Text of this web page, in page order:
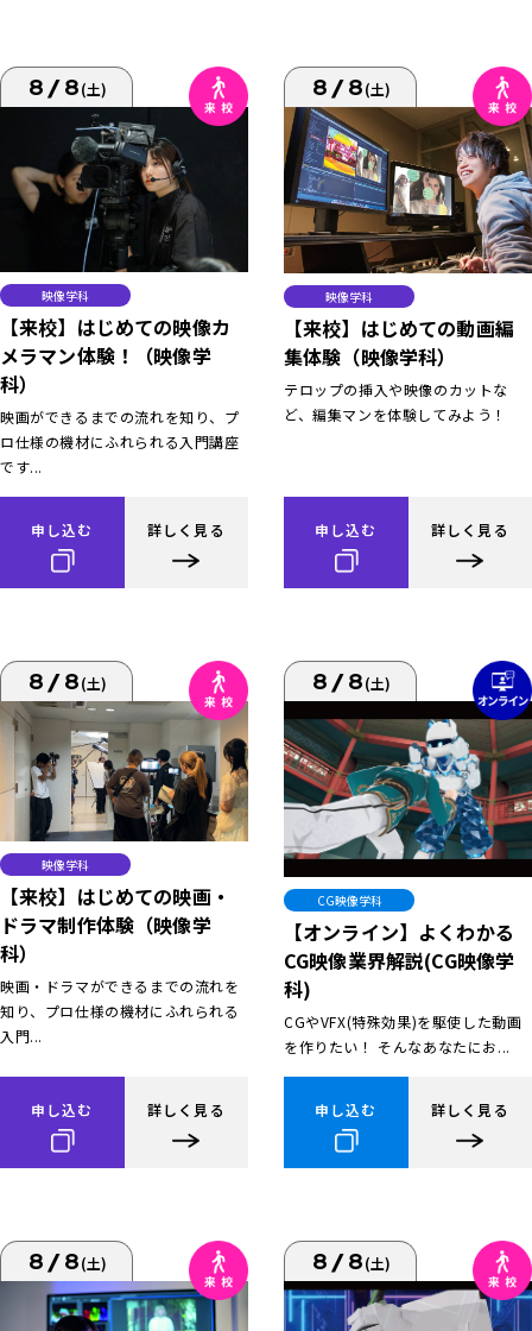
8/8(土)
映像学科
【来校】はじめての映像カ
メラマン体験！（映像学
科）
映画ができるまでの流れを知り、プ
ロ仕様の機材にふれられる入門講座
です...
申し込む 詳しく見る
8/8(土)
映像学科
【来校】はじめての動画編
集体験（映像学科）
テロップの挿入や映像のカットな
ど、編集マンを体験してみよう！
申し込む 詳しく見る
8/8(土)
映像学科
【来校】はじめての映画・
ドラマ制作体験（映像学
科）
映画・ドラマができるまでの流れを
知り、プロ仕様の機材にふれられる
入門...
申し込む 詳しく見る
8/8(土)
CG映像学科
【オンライン】よくわかる
CG映像業界解説(CG映像学
科)
CGやVFX(特殊効果)を駆使した動画
を作りたい！ そんなあなたにお...
申し込む 詳しく見る
8/8(土) 8/8(土)